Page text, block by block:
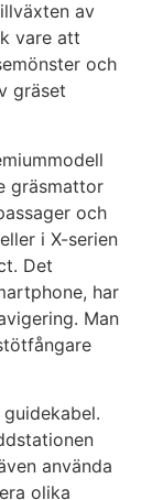
av
vare att
och
gräset
gräsmattor
och
i X-serien
Det
har
Man
använda
olika